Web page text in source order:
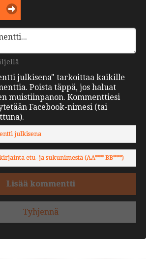
julkisena" tarkoittaa kaikille
Poista täppä, jos haluat
muistiinpanon. Kommenttiesi
Facebook-nimesi (tai
julkisena
etu- ja sukunimestä (AA*** BB***)
Lisää kommentti
Tyhjennä